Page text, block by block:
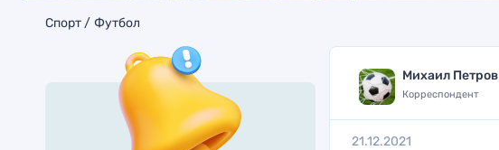
Спорт Футбол
Михаил Петров
Корреспондент
21.12.2021